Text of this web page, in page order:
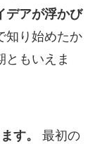
デアが浮かび
知り始めたか
ともいえま
す。
最初の